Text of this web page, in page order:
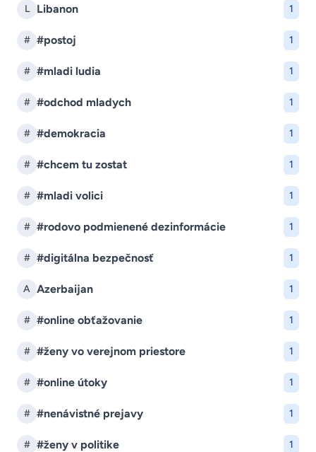
L Libanon 1
# #postoj 1
# #mladi ludia 1
# #odchod mladych 1
# #demokracia 1
# #chcem tu zostat 1
# #mladi volici 1
# #rodovo podmienené dezinformácie 1
# #digitálna bezpečnosť 1
A Azerbaijan 1
# #online obťažovanie 1
# #ženy vo verejnom priestore 1
# #online útoky 1
# #nenávistné prejavy 1
# #ženy v politike 1